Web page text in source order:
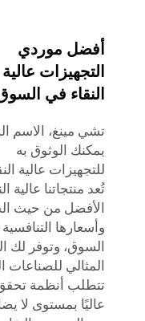
أفضل موردي
التجهيزات عالية
النقاء في
تشي مينغ، الاسم
يمكنك الوثوق به
للتجهيزات عالية
تُعد منتجاتنا عالية
الأفضل من حيث
وأسعارها
السوق، وتوفر لك
المثالي للصناعات
تتطلب أنظمة
عاليًا بمستوى لا